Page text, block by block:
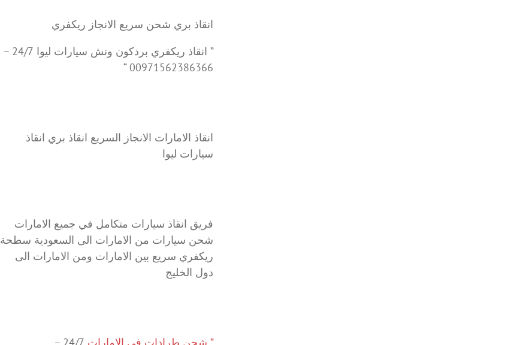
انقاذ بري شحن سريع الانجاز ريكفري
” انقاذ ريكفري بردكون ونش سيارات ليوا 24/7 –
00971562386366 “
انقاذ الامارات الانجاز السريع انقاذ بري انقاذ
سيارات ليوا
فريق انقاذ سيارات متكامل في جميع الامارات
شحن سيارات من الامارات الى السعودية سطحة
ريكفري سريع بين الامارات ومن الامارات الى
دول الخليج